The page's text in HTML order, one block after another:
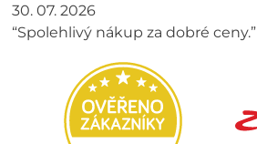
30. 07. 2026
“Spolehlivý nákup za dobré ceny.”